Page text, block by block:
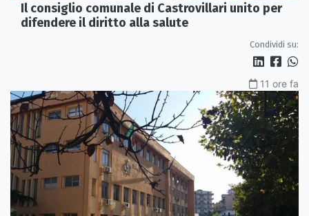
Il consiglio comunale di Castrovillari unito per
difendere il diritto alla salute
Condividi su:
11 ore fa